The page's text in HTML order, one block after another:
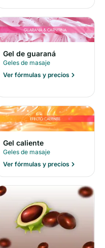
Gel de guaraná
Geles de masaje
Ver fórmulas y precios
Gel caliente
Geles de masaje
Ver fórmulas y precios